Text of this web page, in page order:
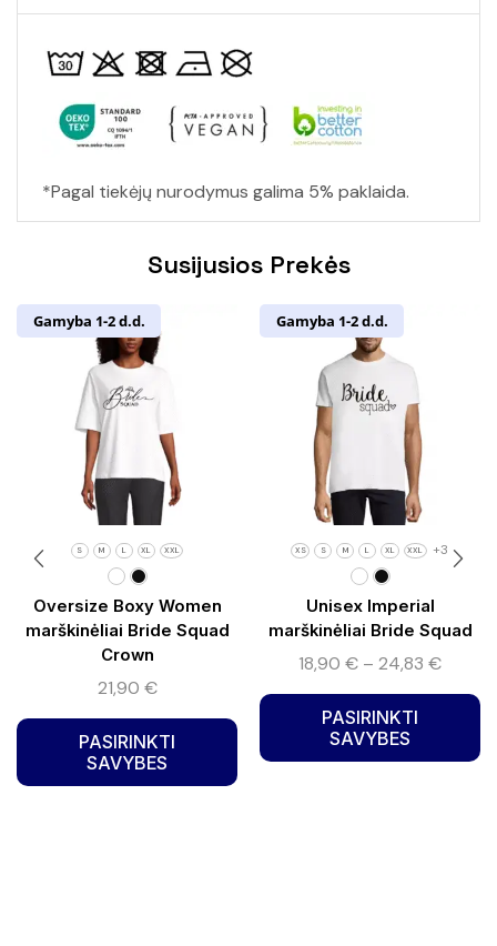
*Pagal tiekėjų nurodymus galima 5% paklaida.
Susijusios Prekės
Gamyba 1-2 d.d.
S M L XL XXL
Oversize Boxy Women
marškinėliai Bride Squad
Crown
21,90 €
PASIRINKTI
SAVYBES
Gamyba 1-2 d.d.
XS S M L XL XXL +3
Unisex Imperial
marškinėliai Bride Squad
18,90 € – 24,83 €
PASIRINKTI
SAVYBES